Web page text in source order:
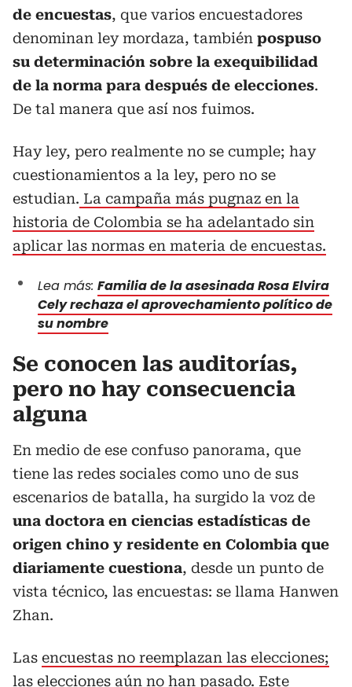
de encuestas, que varios encuestadores
denominan ley mordaza, también pospuso
su determinación sobre la exequibilidad
de la norma para después de elecciones.
De tal manera que así nos fuimos.
Hay ley, pero realmente no se cumple; hay
cuestionamientos a la ley, pero no se
estudian. La campaña más pugnaz en la
historia de Colombia se ha adelantado sin
aplicar las normas en materia de encuestas.
Lea más: Familia de la asesinada Rosa Elvira
Cely rechaza el aprovechamiento político de
su nombre
Se conocen las auditorías,
pero no hay consecuencia
alguna
En medio de ese confuso panorama, que
tiene las redes sociales como uno de sus
escenarios de batalla, ha surgido la voz de
una doctora en ciencias estadísticas de
origen chino y residente en Colombia que
diariamente cuestiona, desde un punto de
vista técnico, las encuestas: se llama Hanwen
Zhan.
Las encuestas no reemplazan las elecciones;
las elecciones aún no han pasado. Este